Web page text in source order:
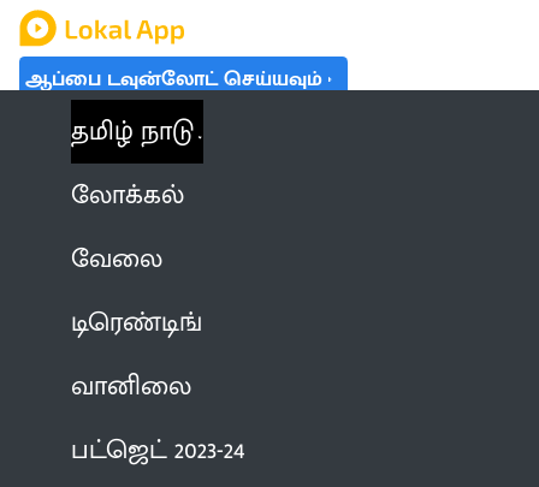
ஆப்பை டவுன்லோட் செய்யவும்
தமிழ் நாடு
லோக்கல்
வேலை
டிரெண்டிங்
வானிலை
பட்ஜெட் 2023-24